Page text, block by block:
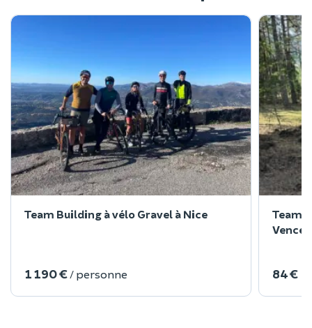
Team Building à vélo Gravel à Nice
1 190 € / personne
Team
Vence
84 €